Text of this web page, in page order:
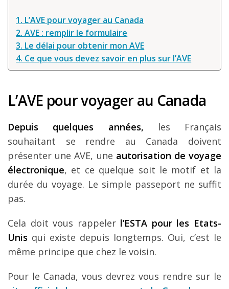
1. L’AVE pour voyager au Canada
2. AVE : remplir le formulaire
3. Le délai pour obtenir mon AVE
4. Ce que vous devez savoir en plus sur l’AVE
L’AVE pour voyager au Canada
Depuis quelques années, les Français
souhaitant se rendre au Canada doivent
présenter une AVE, une autorisation de voyage
électronique, et ce quelque soit le motif et la
durée du voyage. Le simple passeport ne suffit
pas.
Cela doit vous rappeler l’ESTA pour les Etats-
Unis qui existe depuis longtemps. Oui, c’est le
même principe que chez le voisin.
Pour le Canada, vous devrez vous rendre sur le